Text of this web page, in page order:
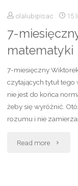
olalubipisac 15
7-
matematyki
7-miesięczny
czytających tytuł
nie jest do końca
żeby się wyróżnić.
rozumu i nie
Read more "7-